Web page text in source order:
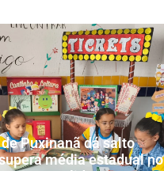
Puxinanã dá salto
média estadual no